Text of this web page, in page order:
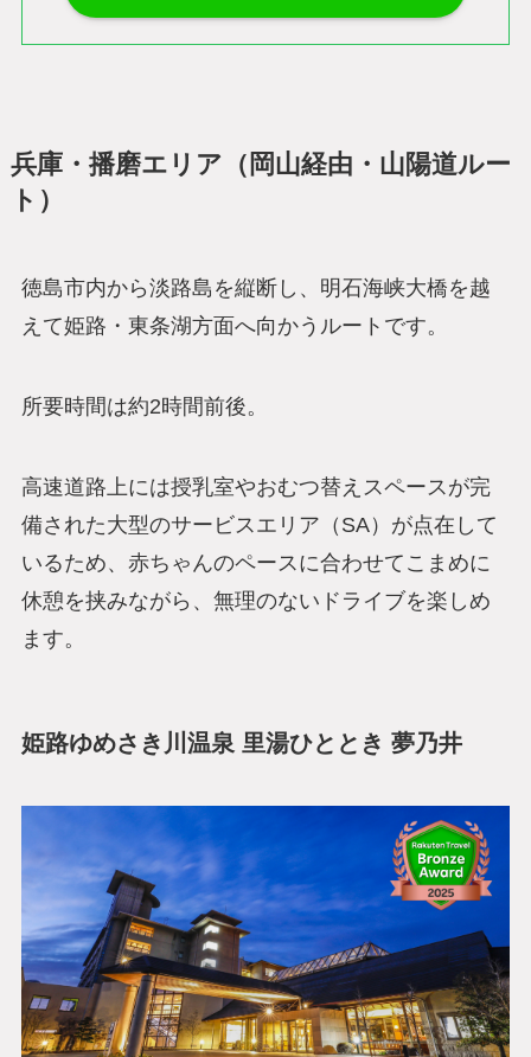
兵庫・播磨エリア（岡山経由・山陽道ルー
ト）
徳島市内から淡路島を縦断し、明石海峡大橋を越
えて姫路・東条湖方面へ向かうルートです。
所要時間は約2時間前後。
高速道路上には授乳室やおむつ替えスペースが完
備された大型のサービスエリア（SA）が点在して
いるため、赤ちゃんのペースに合わせてこまめに
休憩を挟みながら、無理のないドライブを楽しめ
ます。
姫路ゆめさき川温泉 里湯ひととき 夢乃井